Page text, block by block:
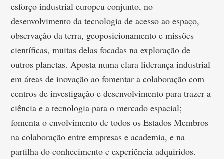
esforço industrial europeu conjunto, no
desenvolvimento da tecnologia de acesso ao espaço,
observação da terra, geoposicionamento e missões
científicas, muitas delas focadas na exploração de
outros planetas. Aposta numa clara liderança industrial
em áreas de inovação ao fomentar a colaboração com
centros de investigação e desenvolvimento para trazer a
ciência e a tecnologia para o mercado espacial;
fomenta o envolvimento de todos os Estados Membros
na colaboração entre empresas e academia, e na
partilha do conhecimento e experiência adquiridos.